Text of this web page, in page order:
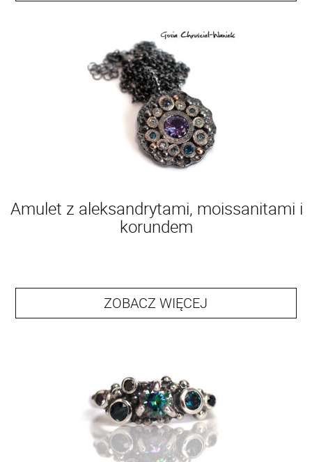
Amulet z aleksandrytami, moissanitami i
korundem
ZOBACZ WIĘCEJ